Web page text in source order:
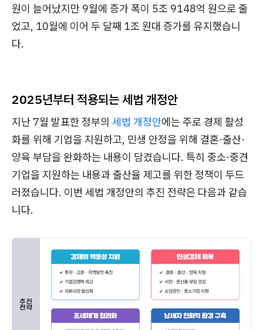
원이 늘어났지만 9월에 증가 폭이 5조 9148억 원으로 줄
었고, 10월에 이어 두 달째 1조 원대 증가를 유지했습니
다.
2025년부터 적용되는 세법 개정안
지난 7월 발표한 정부의 세법 개정안에는 주로 경제 활성
화를 위해 기업을 지원하고, 민생 안정을 위해 결혼·출산·
양육 부담을 완화하는 내용이 담겼습니다. 특히 중소·중견
기업을 지원하는 내용과 출산율 제고를 위한 정책이 두드
러졌습니다. 이번 세법 개정안의 추진 전략은 다음과 같습
니다.